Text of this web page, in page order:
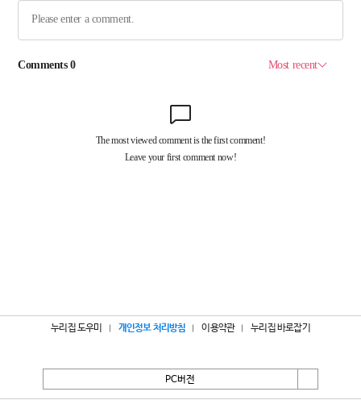
누리집 도우미 개인정보 처리방침 이용약관 누리집 바로잡기
PC버전